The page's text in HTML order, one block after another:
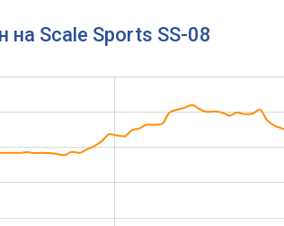
на Scale Sports SS-08